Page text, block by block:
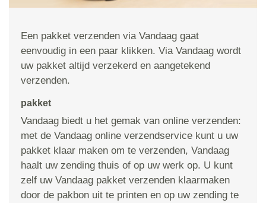
Een pakket verzenden via Vandaag gaat
eenvoudig in een paar klikken. Via Vandaag wordt
uw pakket altijd verzekerd en aangetekend
verzenden.
pakket
Vandaag biedt u het gemak van online verzenden:
met de Vandaag online verzendservice kunt u uw
pakket klaar maken om te verzenden, Vandaag
haalt uw zending thuis of op uw werk op. U kunt
zelf uw Vandaag pakket verzenden klaarmaken
door de pakbon uit te printen en op uw zending te